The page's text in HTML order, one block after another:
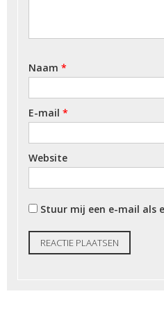
Naam *
E-mail *
Website
Stuur mij een e-mail als